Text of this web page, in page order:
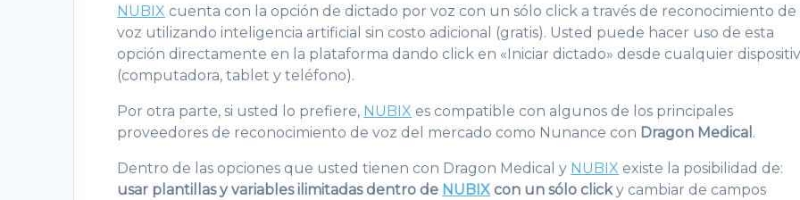
NUBIX cuenta con la opción de dictado por voz con un sólo click a través de reconocimiento de
voz utilizando inteligencia artificial sin costo adicional (gratis). Usted puede hacer uso de esta
opción directamente en la plataforma dando click en «Iniciar dictado» desde cualquier
(computadora, tablet y teléfono).
Por otra parte, si usted lo prefiere, NUBIX es compatible con algunos de los principales
proveedores de reconocimiento de voz del mercado como Nunance con Dragon Medical .
Dentro de las opciones que usted tienen con Dragon Medical y NUBIX existe la posibilidad de:
usar plantillas y variables ilimitadas dentro de NUBIX con un sólo clicky cambiar de campos